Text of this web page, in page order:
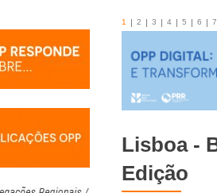
1 2 3 4 5 6 7
Lisboa -
Edição